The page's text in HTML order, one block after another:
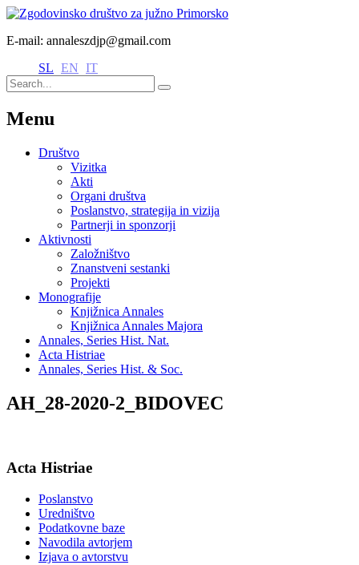
E-mail: annaleszdjp@gmail.com
SL EN IT
Menu
Društvo
Vizitka
Akti
Organi društva
Poslanstvo, strategija in vizija
Partnerji in sponzorji
Aktivnosti
Založništvo
Znanstveni sestanki
Projekti
Monografije
Knjižnica Annales
Knjižnica Annales Majora
Annales, Series Hist. Nat.
Acta Histriae
Annales, Series Hist. & Soc.
AH_28-2020-2_BIDOVEC
Acta Histriae
Poslanstvo
Uredništvo
Podatkovne baze
Navodila avtorjem
Izjava o avtorstvu